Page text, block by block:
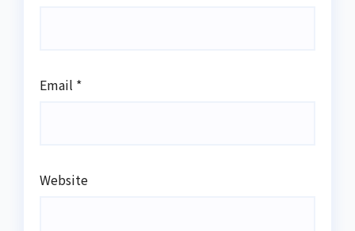
Email *
Website